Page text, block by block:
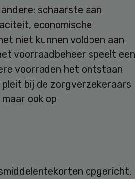
schaarste aan
economische
niet kunnen voldoen aan
voorraadbeheer speelt een
voorraden het ontstaan
bij de zorgverzekeraars
ook op
opgericht.